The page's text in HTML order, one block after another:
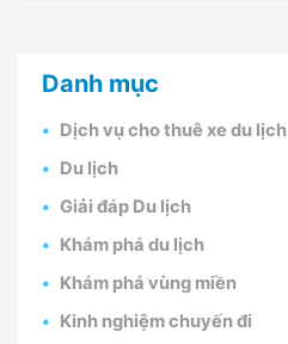
Danh mục
Dịch vụ cho thuê xe du lịch
Du lịch
Giải đáp Du lịch
Khám phá du lịch
Khám phá vùng miền
Kinh nghiệm chuyến đi